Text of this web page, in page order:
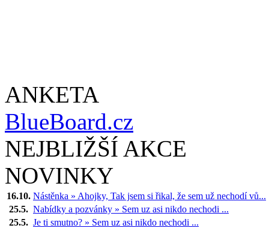
ANKETA
BlueBoard.cz
NEJBLIŽŠÍ AKCE
NOVINKY
16.10. Nástěnka » Ahojky, Tak jsem si řikal, že sem už nechodí vů...
25.5. Nabídky a pozvánky » Sem uz asi nikdo nechodi ...
25.5. Je ti smutno? » Sem uz asi nikdo nechodi ...